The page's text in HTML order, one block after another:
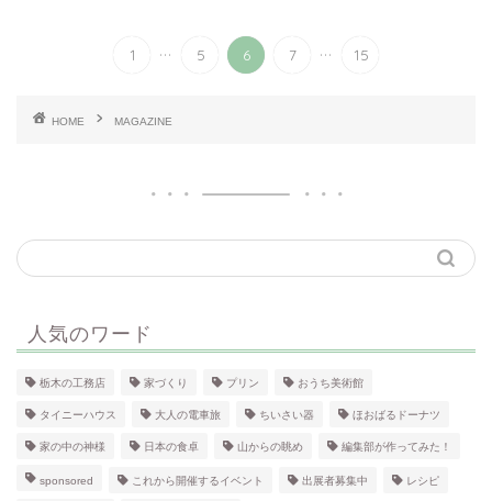
1 ... 5 6 7 ... 15
HOME MAGAZINE
人気のワード
栃木の工務店 家づくり プリン おうち美術館
タイニーハウス 大人の電車旅 ちいさい器 ほおばるドーナツ
家の中の神様 日本の食卓 山からの眺め 編集部が作ってみた！
sponsored これから開催するイベント 出展者募集中 レシピ